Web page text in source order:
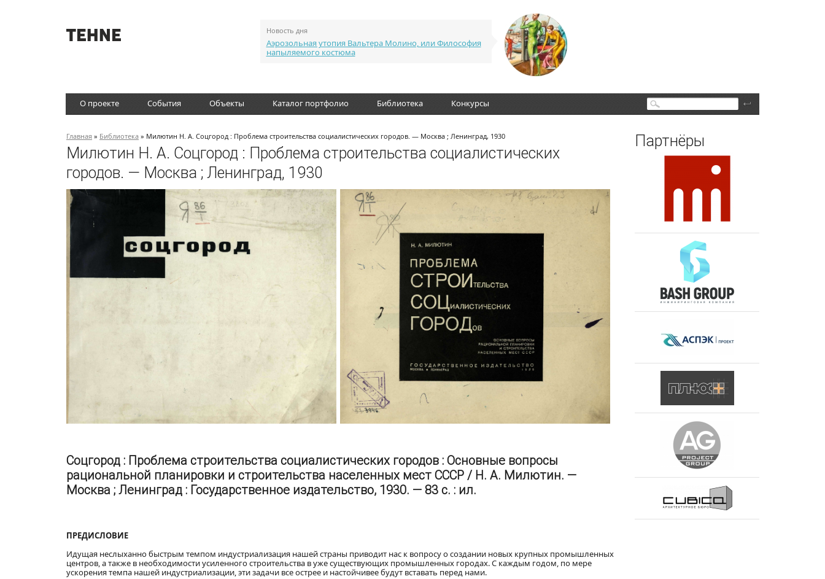
Новость дня
Аэрозольная утопия Вальтера Молино, или Философия
напыляемого костюма
О проекте События Объекты Каталог портфолио Библиотека Конкурсы Поиск
Главная » Библиотека » Милютин Н. А. Соцгород : Проблема строительства социалистических городов. — Москва ; Ленинград, 1930
Милютин Н. А. Соцгород : Проблема строительства социалистических
городов. — Москва ; Ленинград, 1930
Соцгород : Проблема строительства социалистических городов : Основные вопросы
рациональной планировки и строительства населенных мест СССР / Н. А. Милютин. —
Москва ; Ленинград : Государственное издательство, 1930. — 83 с. : ил.
ПРЕДИСЛОВИЕ
Идущая неслыханно быстрым темпом индустриализация нашей страны приводит нас к вопросу о создании новых крупных промышленных
центров, а также в необходимости усиленного строительства в уже существующих промышленных городах. С каждым годом, по мере
ускорения темпа нашей индустриализации, эти задачи все острее и настойчивее будут вставать перед нами.
Партнёры